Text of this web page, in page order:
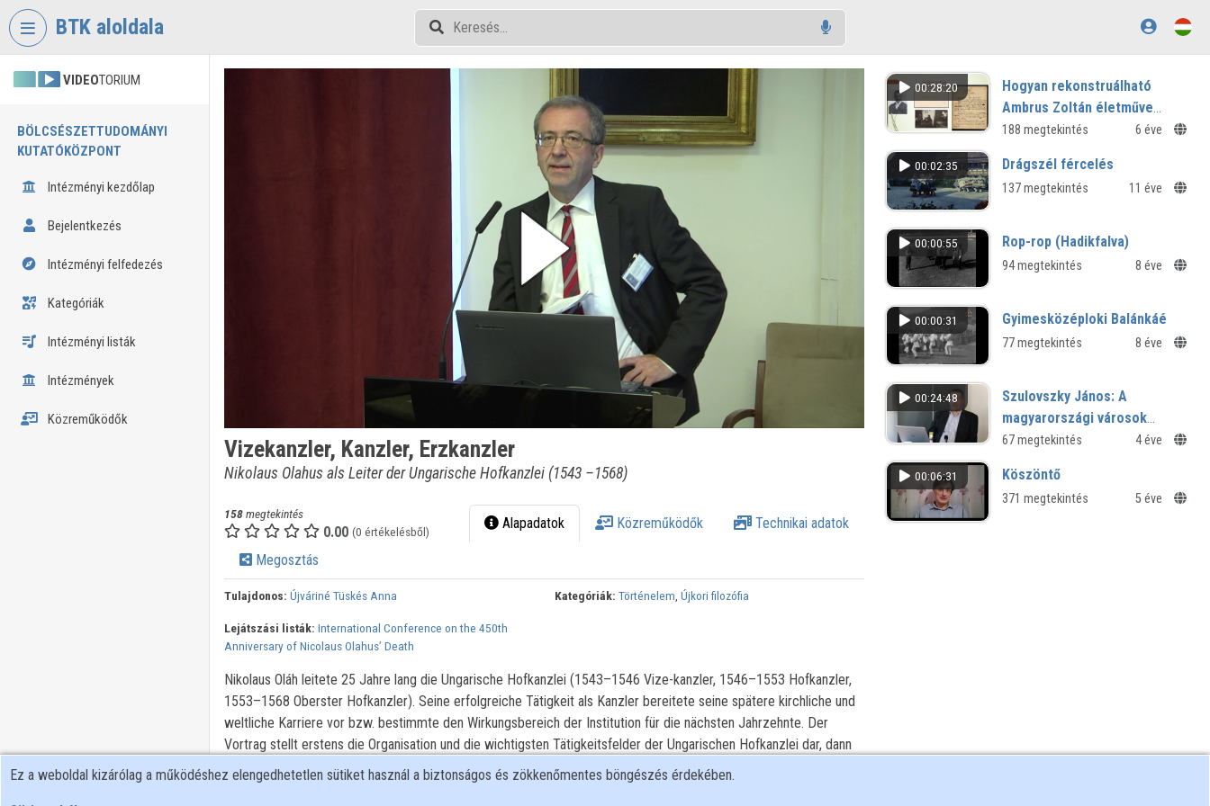
Fejléc kihagyása
BTK aloldala
VIDEOTORIUM
BÖLCSÉSZETTUDOMÁNYI
KUTATÓKÖZPONT
Intézményi kezdőlap
Bejelentkezés
Intézményi felfedezés
Kategóriák
Intézményi listák
Intézmények
Közreműködők
Vizekanzler, Kanzler, Erzkanzler
Nikolaus Olahus als Leiter der Ungarische Hofkanzlei (1543 –1568)
158megtekintés
0.00 (0 értékelésből) Alapadatok Közreműködők Technikai adatok
Megosztás
Tulajdonos: Újváriné Tüskés Anna Kategóriák: Történelem,Újkori filozófia
Lejátszási listák: International Conference on the 450th
Anniversary of Nicolaus Olahus’ Death
Nikolaus Oláh leitete 25 Jahre lang die Ungarische Hofkanzlei (1543–1546 Vize-kanzler, 1546–1553 Hofkanzler,
1553–1568 Oberster Hofkanzler). Seine erfolgreiche Tätigkeit als Kanzler bereitete seine spätere kirchliche und
weltliche Karriere vor bzw. bestimmte den Wirkungsbereich der Institution für die nächsten Jahrzehnte. Der
Vortrag stellt erstens die Organisation und die wichtigsten Tätigkeitsfelder der Ungarischen Hofkanzlei dar, dann
charakterisiert das Personal der Kanzlei während der Amtszeit von Oláh. Schließlich werden Karrierewege
rekonstruiert bzw. die Zusammenhänge der privaten Hofhaltung und des „staatlichen” Beamtenapparats klären.
00:28:20
Hogyan rekonstruálható
Ambrus Zoltán életműve
szerzői és álnevek mentén a
segítségével?
188 megtekintés 6 éve
00:02:35 Drágszél fércelés
137 megtekintés 11 éve
00:00:55 Rop-rop (Hadikfalva)
94 megtekintés 8 éve
00:00:31 Gyimesközéploki Balánkáé
77 megtekintés 8 éve
00:24:48
Szulovszky János: A
magyarországi városok
életvilága a foglalkozások
67 megtekintés 4 éve
00:06:31 Köszöntő
371 megtekintés 5 éve
Ez a weboldal kizárólag a működéshez elengedhetetlen sütiket használ a biztonságos és zökkenőmentes böngészés érdekében.